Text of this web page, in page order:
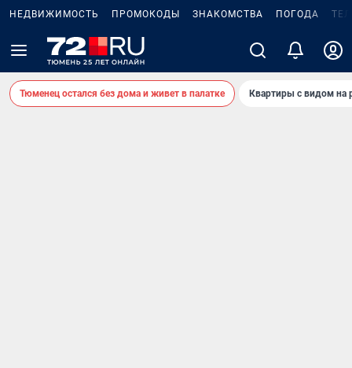
НЕДВИЖИМОСТЬ ПРОМОКОДЫ ЗНАКОМСТВА ПОГОДА
Тюменец остался без дома и живет в палатке Квартиры с видом на